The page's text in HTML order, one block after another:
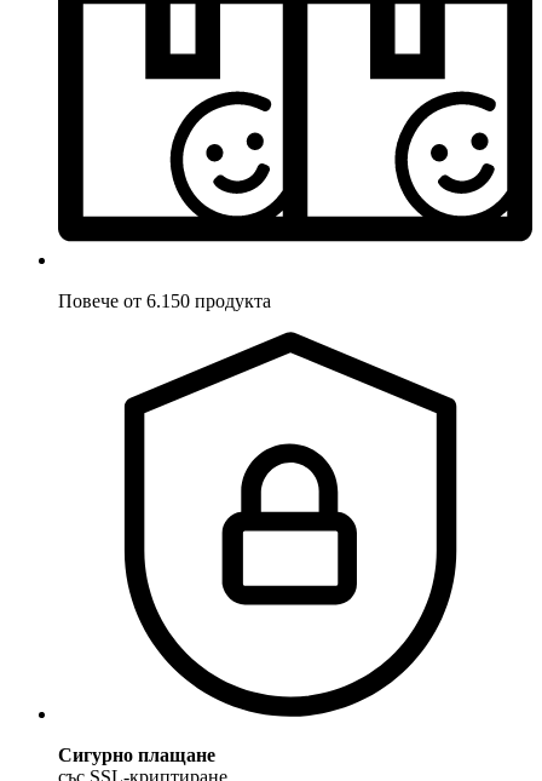
Повече от 6.150 продукта
Сигурно плащане
със SSL-криптиране